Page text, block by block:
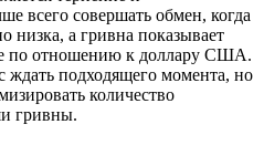
всего совершать обмен, когда
низка, а гривна показывает
по отношению к доллару США.
ждать подходящего момента, но
количество
гривны.